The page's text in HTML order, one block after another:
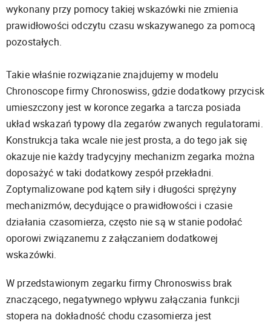
wykonany przy pomocy takiej wskazówki nie zmienia
prawidłowości odczytu czasu wskazywanego za pomocą
pozostałych.
Takie właśnie rozwiązanie znajdujemy w modelu
Chronoscope firmy Chronoswiss, gdzie dodatkowy przycisk
umieszczony jest w koronce zegarka a tarcza posiada
układ wskazań typowy dla zegarów zwanych regulatorami.
Konstrukcja taka wcale nie jest prosta, a do tego jak się
okazuje nie każdy tradycyjny mechanizm zegarka można
doposażyć w taki dodatkowy zespół przekładni.
Zoptymalizowane pod kątem siły i długości sprężyny
mechanizmów, decydujące o prawidłowości i czasie
działania czasomierza, często nie są w stanie podołać
oporowi związanemu z załączaniem dodatkowej
wskazówki.
W przedstawionym zegarku firmy Chronoswiss brak
znaczącego, negatywnego wpływu załączania funkcji
stopera na dokładność chodu czasomierza jest